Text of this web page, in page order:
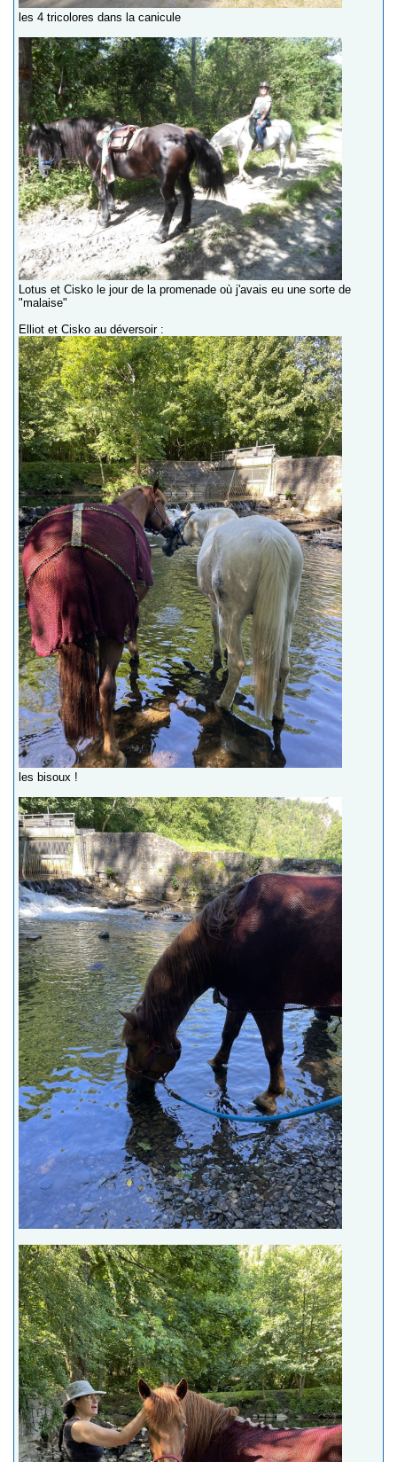
les 4 tricolores dans la canicule
Lotus et Cisko le jour de la promenade où j'avais eu une sorte de
"malaise"
Elliot et Cisko au déversoir :
les bisoux !